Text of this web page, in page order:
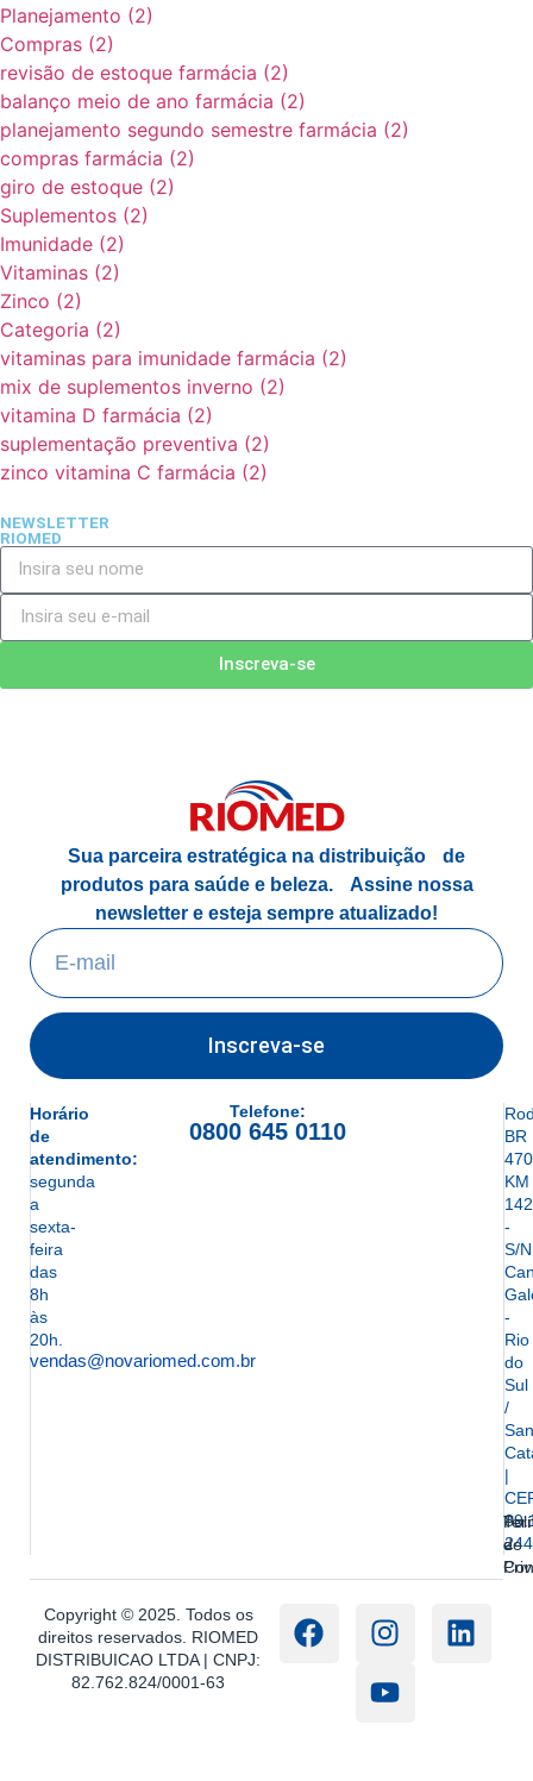
Planejamento (2)
Compras (2)
revisão de estoque farmácia (2)
balanço meio de ano farmácia (2)
planejamento segundo semestre farmácia (2)
compras farmácia (2)
giro de estoque (2)
Suplementos (2)
Imunidade (2)
Vitaminas (2)
Zinco (2)
Categoria (2)
vitaminas para imunidade farmácia (2)
mix de suplementos inverno (2)
vitamina D farmácia (2)
suplementação preventiva (2)
zinco vitamina C farmácia (2)
NEWSLETTER
RIOMED
Inscreva-se
Sua parceira estratégica na distribuição de
produtos para saúde e beleza. Assine nossa
newsletter e esteja sempre atualizado!
Inscreva-se
Horário
de
atendimento:
segunda
a
sexta-
feira
das
8h
às
20h.
vendas@novariomed.com.br
Telefone:
0800 645 0110
BR
KM
142
-
S/
-
Rio
do
Sul
/
|
244
e
de
Copyright © 2025. Todos os
direitos reservados. RIOMED
DISTRIBUICAO LTDA | CNPJ:
82.762.824/0001-63